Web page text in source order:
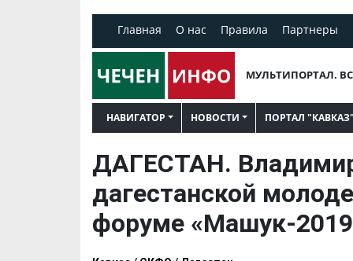
Главная О нас Правила Партнеры
МУЛЬТИПОРТАЛ.
НАВИГАТОР НОВОСТИ ПОРТАЛ "КАВКАЗ"
ДАГЕСТАН.
дагестанской
форуме «Машук-